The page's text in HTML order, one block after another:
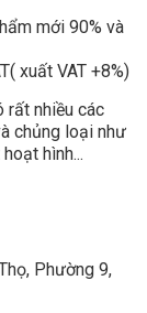
mới 90% và
xuất VAT +8%)
rất nhiều các
chủng loại như
hình...
Phường 9,